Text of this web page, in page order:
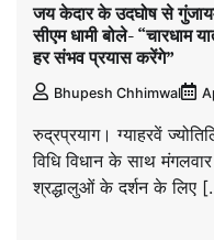
जय केदार के उदघोष से
सीएम धामी बोले- “चारधाम
हर संभव प्रयास करेंगे”
Bhupesh Chhimwal
रुद्रप्रयाग। ग्याहरवें
विधि विधान के साथ
श्रद्धालुओं के दर्शन के लिए